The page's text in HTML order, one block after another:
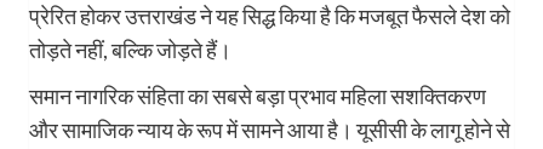
प्रेरित होकर उत्तराखंड ने यह सिद्ध किया है कि मजबूत फैसले देश को
तोड़ते नहीं, बल्कि जोड़ते हैं।
समान नागरिक संहिता का सबसे बड़ा प्रभाव महिला सशक्तिकरण
और सामाजिक न्याय के रूप में सामने आया है। यूसीसी के लागू होने से